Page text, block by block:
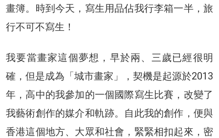
畫簿。時到今天，寫生用品佔我行李箱一半，旅
行不可不寫生！
我要當畫家這個夢想，早於兩、三歲已經很明
確，但是成為「城市畫家」，契機是起源於2013
年，高中的我參加的一個國際寫生比賽，改變了
我藝術創作的媒介和軌跡。自此我的創作，便與
香港這個地方、大眾和社會，緊緊相扣起來，密